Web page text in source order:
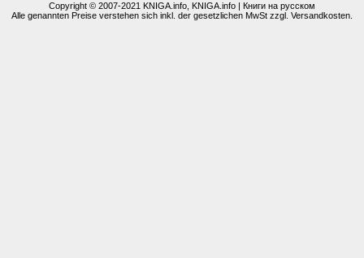
Copyright © 2007-2021 KNIGA.info , KNIGA.info | Книги на русском
Alle genannten Preise verstehen sich inkl. der gesetzlichen MwSt zzgl. Versandkosten.